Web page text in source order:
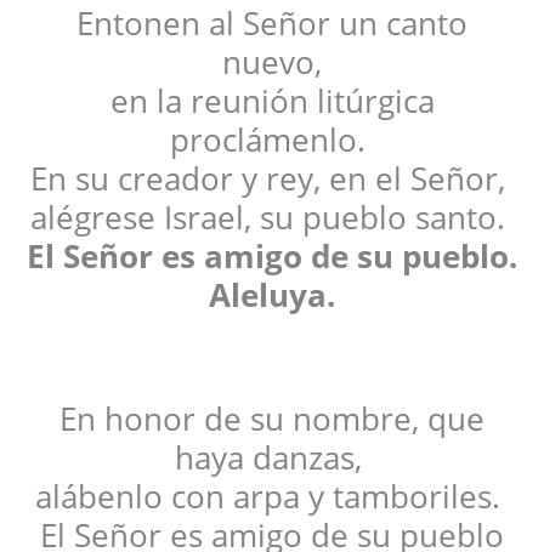
Entonen al Señor un canto
nuevo,
en la reunión litúrgica
proclámenlo.
En su creador y rey, en el Señor,
alégrese Israel, su pueblo santo.
El Señor es amigo de su pueblo.
Aleluya.
En honor de su nombre, que
haya danzas,
alábenlo con arpa y tamboriles.
El Señor es amigo de su pueblo